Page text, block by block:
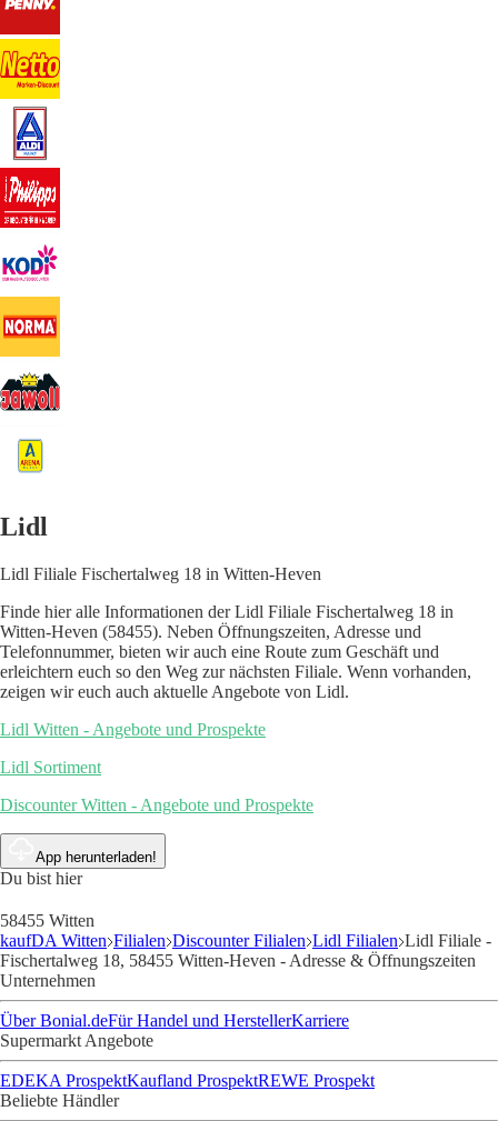
Lidl
Lidl Filiale Fischertalweg 18 in Witten-Heven
Finde hier alle Informationen der Lidl Filiale Fischertalweg 18 in
Witten-Heven (58455). Neben Öffnungszeiten, Adresse und
Telefonnummer, bieten wir auch eine Route zum Geschäft und
erleichtern euch so den Weg zur nächsten Filiale. Wenn vorhanden,
zeigen wir euch auch aktuelle Angebote von Lidl.
Lidl Witten - Angebote und Prospekte
Lidl Sortiment
Discounter Witten - Angebote und Prospekte
App herunterladen!
Du bist hier
58455 Witten
kaufDA Witten Filialen Discounter Filialen Lidl Filialen Lidl Filiale -
Fischertalweg 18, 58455 Witten-Heven - Adresse & Öffnungszeiten
Unternehmen
Über Bonial.deFür Handel und HerstellerKarriere
Supermarkt Angebote
EDEKA ProspektKaufland ProspektREWE Prospekt
Beliebte Händler